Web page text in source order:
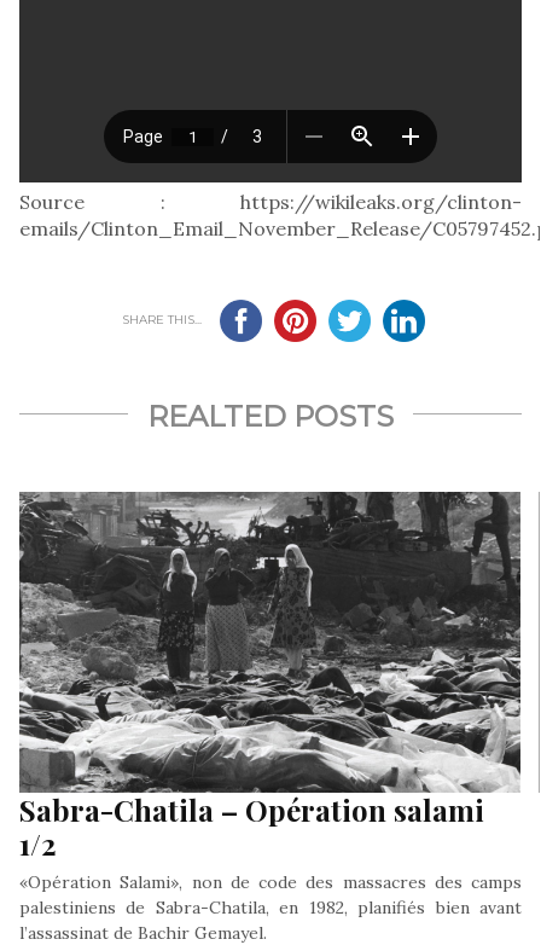
Source : https://wikileaks.org/clinton-
emails/Clinton_Email_November_Release/
SHARE THIS...
REALTED POSTS
Sabra-Chatila – Opération salami
1/2
«Opération Salami», non de code des massacres des camps
palestiniens de Sabra-Chatila, en 1982, planifiés bien avant
l’assassinat de Bachir Gemayel.